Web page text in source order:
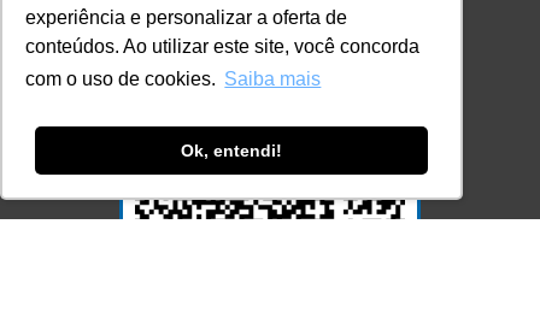
experiência e personalizar a oferta de
conteúdos. Ao utilizar este site, você concorda
com o uso de cookies. Saiba mais
Ok, entendi!